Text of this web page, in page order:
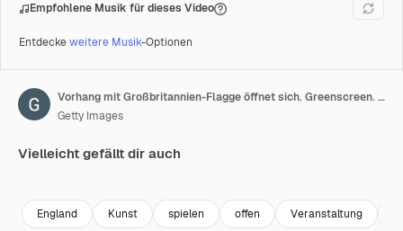
Empfohlene Musik für dieses Video
Entdeckeweitere Musik-Optionen
Vorhang mit Großbritannien-Flagge öffnet sich. Greenscreen. Alphakanal.
Getty Images
Vielleicht gefällt dir auch
England Kunst spielen offen Veranstaltung